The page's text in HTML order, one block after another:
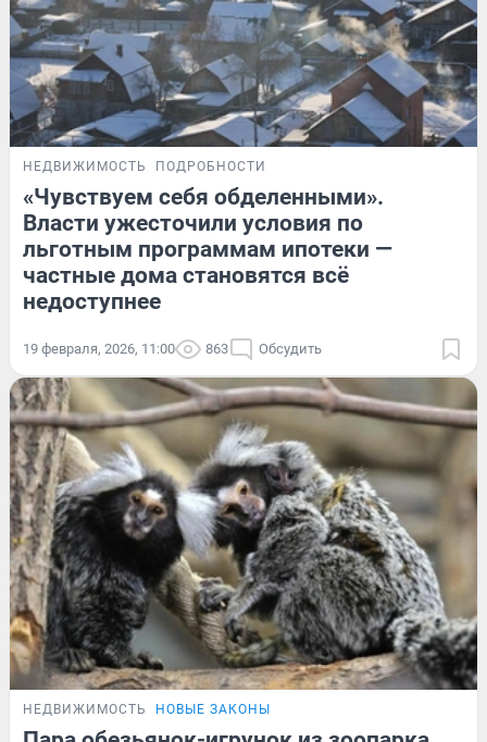
НЕДВИЖИМОСТЬ ПОДРОБНОСТИ
«Чувствуем себя обделенными».
Власти ужесточили условия по
льготным программам ипотеки —
частные дома становятся всё
недоступнее
19 февраля, 2026, 11:00 863 Обсудить
НЕДВИЖИМОСТЬ НОВЫЕ ЗАКОНЫ